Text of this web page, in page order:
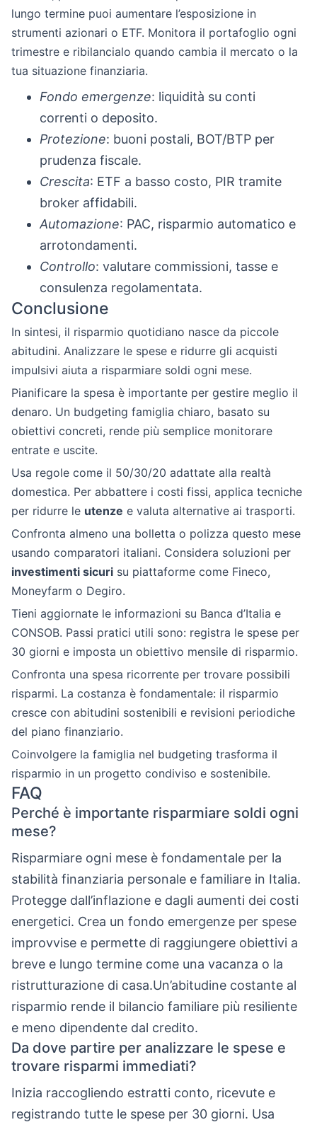
lungo termine puoi aumentare l’esposizione in
strumenti azionari o ETF. Monitora il portafoglio ogni
trimestre e ribilancialo quando cambia il mercato o la
tua situazione finanziaria.
Fondo emergenze: liquidità su conti
correnti o deposito.
Protezione: buoni postali, BOT/BTP per
prudenza fiscale.
Crescita: ETF a basso costo, PIR tramite
broker affidabili.
Automazione: PAC, risparmio automatico e
arrotondamenti.
Controllo: valutare commissioni, tasse e
consulenza regolamentata.
Conclusione
In sintesi, il risparmio quotidiano nasce da piccole
abitudini. Analizzare le spese e ridurre gli acquisti
impulsivi aiuta a risparmiare soldi ogni mese.
Pianificare la spesa è importante per gestire meglio il
denaro. Un budgeting famiglia chiaro, basato su
obiettivi concreti, rende più semplice monitorare
entrate e uscite.
Usa regole come il 50/30/20 adattate alla realtà
domestica. Per abbattere i costi fissi, applica tecniche
per ridurre le utenze e valuta alternative ai trasporti.
Confronta almeno una bolletta o polizza questo mese
usando comparatori italiani. Considera soluzioni per
investimenti sicuri su piattaforme come Fineco,
Moneyfarm o Degiro.
Tieni aggiornate le informazioni su Banca d’Italia e
CONSOB. Passi pratici utili sono: registra le spese per
30 giorni e imposta un obiettivo mensile di risparmio.
Confronta una spesa ricorrente per trovare possibili
risparmi. La costanza è fondamentale: il risparmio
cresce con abitudini sostenibili e revisioni periodiche
del piano finanziario.
Coinvolgere la famiglia nel budgeting trasforma il
risparmio in un progetto condiviso e sostenibile.
FAQ
Perché è importante risparmiare soldi ogni
mese?
Risparmiare ogni mese è fondamentale per la
stabilità finanziaria personale e familiare in Italia.
Protegge dall’inflazione e dagli aumenti dei costi
energetici. Crea un fondo emergenze per spese
improvvise e permette di raggiungere obiettivi a
breve e lungo termine come una vacanza o la
ristrutturazione di casa.Un’abitudine costante al
risparmio rende il bilancio familiare più resiliente
e meno dipendente dal credito.
Da dove partire per analizzare le spese e
trovare risparmi immediati?
Inizia raccogliendo estratti conto, ricevute e
registrando tutte le spese per 30 giorni. Usa